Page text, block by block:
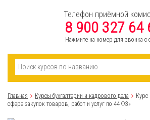
Телефон приёмной
8 900 327 64
Нажмите на номер для звонка с
Главная Курсы бухгалтерии и кадрового дела
Курс
сфере закупок товаров, работ и услуг по 44 ФЗ»